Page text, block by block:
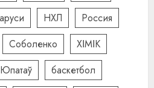
НХЛ
Россия
Соболенко
ХІМІК
Юпатаў
баскетбол